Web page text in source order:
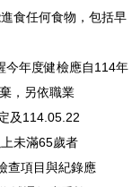
食任何食物，包括早
今年度健檢應自114年
，另依職業
及114.05.22
未滿65歲者
查項目與紀錄應